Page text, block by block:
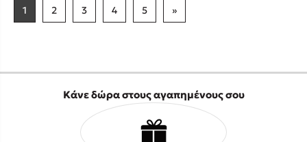
1 2 3 4 5 »
Κάνε δώρα στους αγαπημένους σου